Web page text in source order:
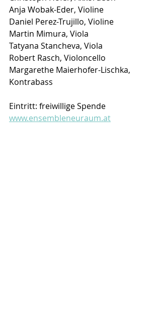
Anja Wobak-Eder, Violine
Daniel Perez-Trujillo, Violine
Martin Mimura, Viola
Tatyana Stancheva, Viola
Robert Rasch, Violoncello
Margarethe Maierhofer-Lischka,
Kontrabass
Eintritt: freiwillige Spende
www.ensembleneuraum.at